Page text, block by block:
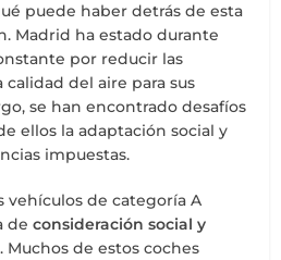
puede haber detrás de esta
Madrid ha estado durante
por reducir las
del aire para sus
se han encontrado desafíos
ellos la adaptación social y
impuestas.
vehículos de categoría A
deconsideración social y
. Muchos de estos coches